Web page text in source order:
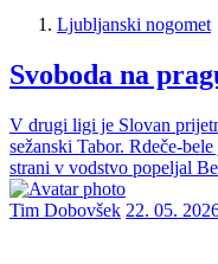
Ljubljanski nogomet
Svoboda na
V drugi ligi je Slovan
sežanski Tabor. Rdeče-
strani v vodstvo popeljal
Tim Dobovšek 22. 05.